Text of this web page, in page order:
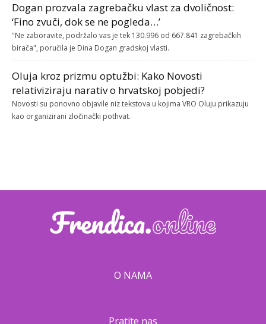
Dogan prozvala zagrebačku vlast za dvoličnost:
‘Fino zvuči, dok se ne pogleda…’
"Ne zaboravite, podržalo vas je tek 130.996 od 667.841 zagrebačkih
birača", poručila je Dina Dogan gradskoj vlasti.
Oluja kroz prizmu optužbi: Kako Novosti
relativiziraju narativ o hrvatskoj pobjedi?
Novosti su ponovno objavile niz tekstova u kojima VRO Oluju prikazuju
kao organizirani zločinački pothvat.
O NAMA
Pratite nas